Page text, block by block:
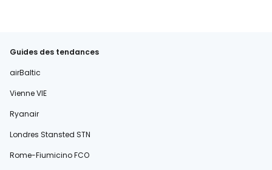
Guides des tendances
airBaltic
Vienne VIE
Ryanair
Londres Stansted STN
Rome-Fiumicino FCO